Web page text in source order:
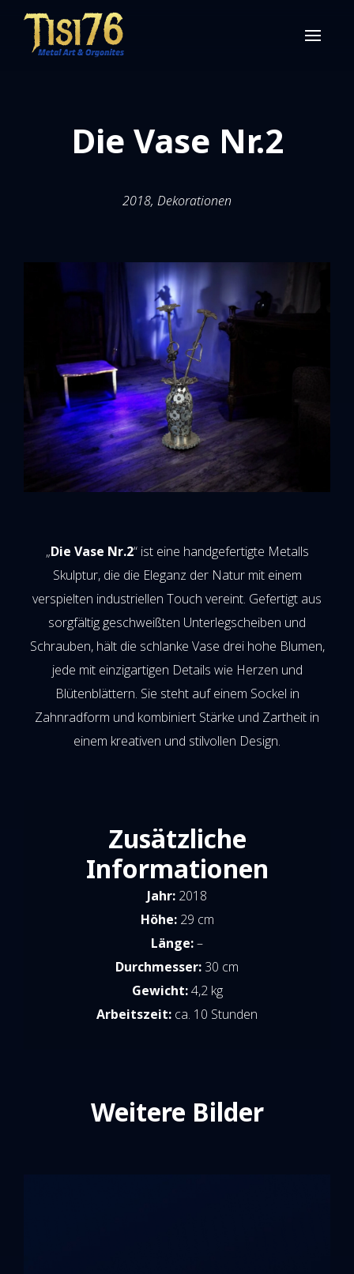
Die Vase Nr.2
2018, Dekorationen
„Die Vase Nr.2“ ist eine handgefertigte Metalls
Skulptur, die die Eleganz der Natur mit einem
verspielten industriellen Touch vereint. Gefertigt aus
sorgfältig geschweißten Unterlegscheiben und
Schrauben, hält die schlanke Vase drei hohe Blumen,
jede mit einzigartigen Details wie Herzen und
Blütenblättern. Sie steht auf einem Sockel in
Zahnradform und kombiniert Stärke und Zartheit in
einem kreativen und stilvollen Design.
Zusätzliche
Informationen
Jahr: 2018
Höhe:29 cm
Länge:–
Durchmesser: 30 cm
Gewicht:4,2 kg
Arbeitszeit: ca. 10 Stunden
Weitere Bilder